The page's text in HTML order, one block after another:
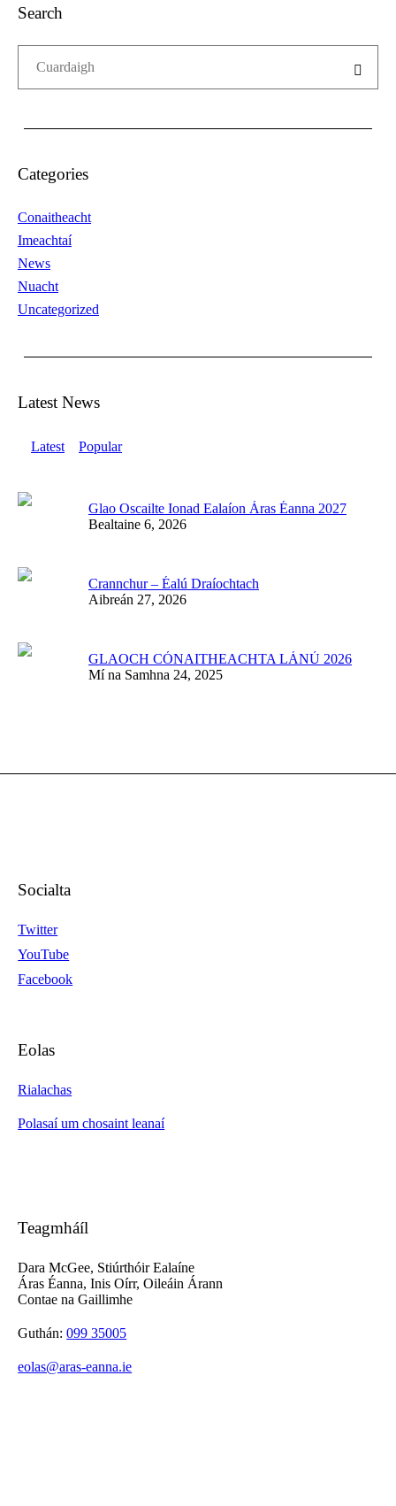
Search
Categories
Conaitheacht
Imeachtaí
News
Nuacht
Uncategorized
Latest News
Latest Popular
Glao Oscailte Ionad Ealaíon Áras Éanna 2027
Bealtaine 6, 2026
Crannchur – Éalú Draíochtach
Aibreán 27, 2026
GLAOCH CÓNAITHEACHTA LÁNÚ 2026
Mí na Samhna 24, 2025
Socialta
Twitter
YouTube
Facebook
Eolas
Rialachas
Polasaí um chosaint leanaí
Teagmháíl
Dara McGee, Stiúrthóir Ealaíne
Áras Éanna, Inis Oírr, Oileáin Árann
Contae na Gaillimhe
Guthán:099 35005
eolas@aras-eanna.ie